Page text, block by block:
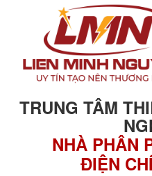
TRUNG TÂM
NHÀ PHÂN
ĐIỆN